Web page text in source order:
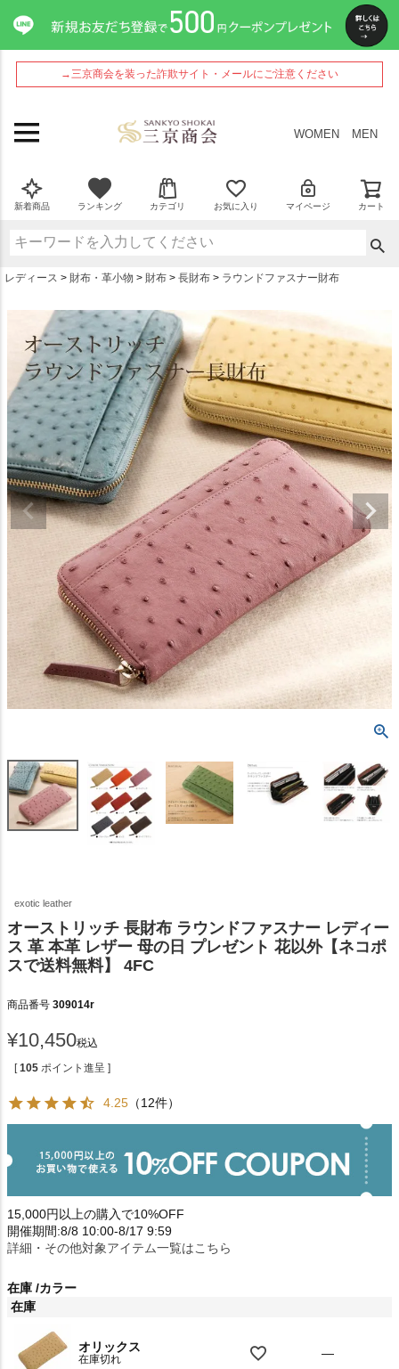
→三京商会を装った詐欺サイト・メールにご注意ください
WOMEN MEN
新着商品 ランキング カテゴリ お気に入り マイページ カート
レディース 財布・革小物 財布 長財布 ラウンドファスナー財布
exotic leather
オーストリッチ 長財布 ラウンドファスナー レディー
ス 革 本革 レザー 母の日 プレゼント 花以外【ネコポ
スで送料無料】 4FC
商品番号 309014r
¥10,450税込
[ 105 ポイント進呈 ]
4.25 （12件）
15,000円以上の購入で10%OFF
開催期間:8/8 10:00-8/17 9:59
詳細・その他対象アイテム一覧はこちら
在庫 カラー
在庫
オリックス
在庫切れ —
ペー
ジト
ップ
へ